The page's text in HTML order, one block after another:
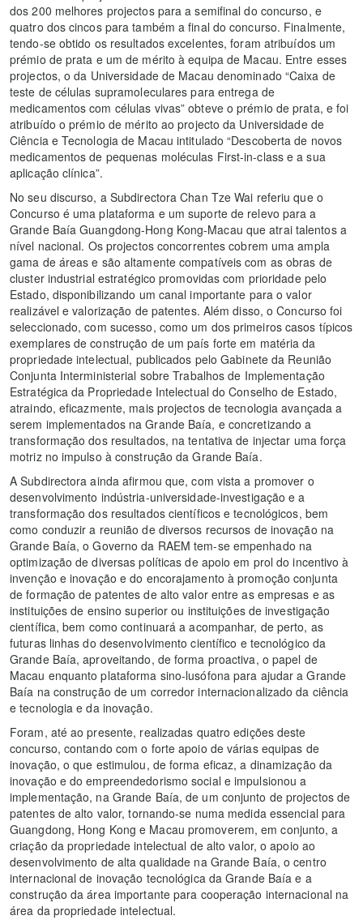
dos 200 melhores projectos para a semifinal do concurso, e
quatro dos cincos para também a final do concurso. Finalmente,
tendo-se obtido os resultados excelentes, foram atribuídos um
prémio de prata e um de mérito à equipa de Macau. Entre esses
projectos, o da Universidade de Macau denominado “Caixa de
teste de células supramoleculares para entrega de
medicamentos com células vivas” obteve o prémio de prata, e foi
atribuído o prémio de mérito ao projecto da Universidade de
Ciência e Tecnologia de Macau intitulado “Descoberta de novos
medicamentos de pequenas moléculas First-in-class e a sua
aplicação clínica”.
No seu discurso, a Subdirectora Chan Tze Wai referiu que o
Concurso é uma plataforma e um suporte de relevo para a
Grande Baía Guangdong-Hong Kong-Macau que atrai talentos a
nível nacional. Os projectos concorrentes cobrem uma ampla
gama de áreas e são altamente compatíveis com as obras de
cluster industrial estratégico promovidas com prioridade pelo
Estado, disponibilizando um canal importante para o valor
realizável e valorização de patentes. Além disso, o Concurso foi
seleccionado, com sucesso, como um dos primeiros casos típicos
exemplares de construção de um país forte em matéria da
propriedade intelectual, publicados pelo Gabinete da Reunião
Conjunta Interministerial sobre Trabalhos de Implementação
Estratégica da Propriedade Intelectual do Conselho de Estado,
atraindo, eficazmente, mais projectos de tecnologia avançada a
serem implementados na Grande Baía, e concretizando a
transformação dos resultados, na tentativa de injectar uma força
motriz no impulso à construção da Grande Baía.
A Subdirectora ainda afirmou que, com vista a promover o
desenvolvimento indústria-universidade-investigação e a
transformação dos resultados científicos e tecnológicos, bem
como conduzir a reunião de diversos recursos de inovação na
Grande Baía, o Governo da RAEM tem-se empenhado na
optimização de diversas políticas de apoio em prol do incentivo à
invenção e inovação e do encorajamento à promoção conjunta
de formação de patentes de alto valor entre as empresas e as
instituições de ensino superior ou instituições de investigação
científica, bem como continuará a acompanhar, de perto, as
futuras linhas do desenvolvimento científico e tecnológico da
Grande Baía, aproveitando, de forma proactiva, o papel de
Macau enquanto plataforma sino-lusófona para ajudar a Grande
Baía na construção de um corredor internacionalizado da ciência
e tecnologia e da inovação.
Foram, até ao presente, realizadas quatro edições deste
concurso, contando com o forte apoio de várias equipas de
inovação, o que estimulou, de forma eficaz, a dinamização da
inovação e do empreendedorismo social e impulsionou a
implementação, na Grande Baía, de um conjunto de projectos de
patentes de alto valor, tornando-se numa medida essencial para
Guangdong, Hong Kong e Macau promoverem, em conjunto, a
criação da propriedade intelectual de alto valor, o apoio ao
desenvolvimento de alta qualidade na Grande Baía, o centro
internacional de inovação tecnológica da Grande Baía e a
construção da área importante para cooperação internacional na
área da propriedade intelectual.